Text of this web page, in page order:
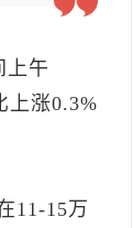
上午
上涨0.3%
11-15万